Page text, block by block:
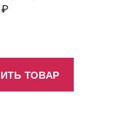
₽
ТОВАР